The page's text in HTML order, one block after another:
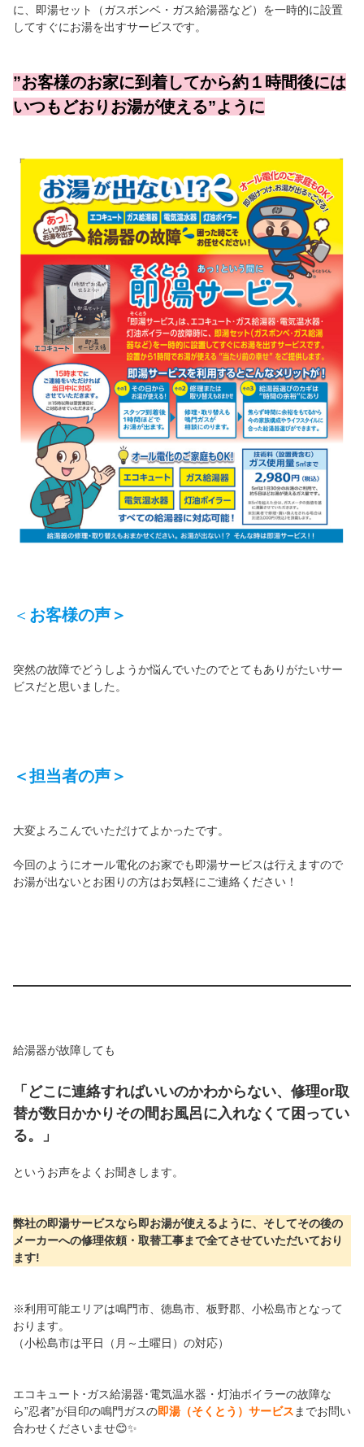
に、即湯セット（ガスボンベ・ガス給湯器など）を一時的に設置
してすぐにお湯を出すサービスです。
”お客様のお家に到着してから約１時間後には
いつもどおりお湯が使える”ように
＜ お客様の声＞
突然の故障でどうしようか悩んでいたのでとてもありがたいサー
ビスだと思いました。
＜担当者の声＞
大変よろこんでいただけてよかったです。
今回のようにオール電化のお家でも即湯サービスは行えますので
お湯が出ないとお困りの方はお気軽にご連絡ください！
給湯器が故障しても
「どこに連絡すればいいのかわからない、修理or取
替が数日かかりその間お風呂に入れなくて困ってい
る。」
というお声をよくお聞きします。
弊社の即湯サービスなら即お湯が使えるように、そしてその後の
メーカーへの修理依頼・取替工事まで全てさせていただいており
ます!
※利用可能エリアは鳴門市、徳島市、板野郡、小松島市となって
おります。
（小松島市は平日（月～土曜日）の対応）
エコキュート･ガス給湯器･電気温水器・灯油ボイラーの故障な
ら”忍者”が目印の鳴門ガスの即湯（そくとう）サービス までお問い
合わせくださいませ😊✨